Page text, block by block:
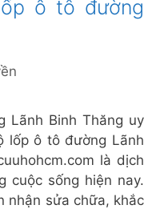
ô tô đường
Lãnh Binh Thăng uy
lốp ô tô đường Lãnh
là dịch
cuộc sống hiện nay.
nhận sửa chữa, khắc